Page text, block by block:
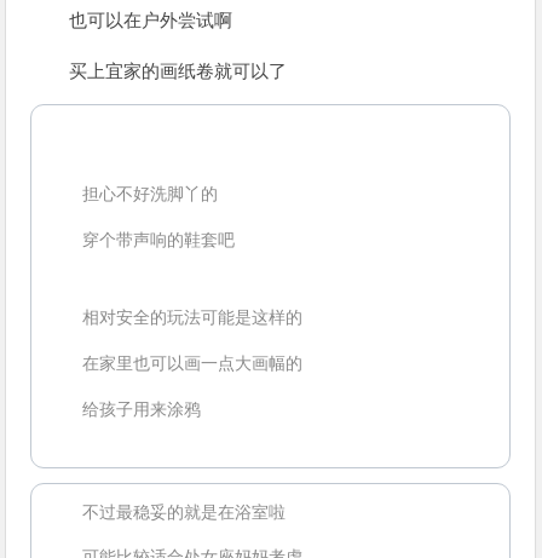
也可以在户外尝试啊
买上宜家的画纸卷就可以了
担心不好洗脚丫的
穿个带声响的鞋套吧
相对安全的玩法可能是这样的
在家里也可以画一点大画幅的
给孩子用来涂鸦
不过最稳妥的就是在浴室啦